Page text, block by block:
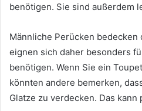
benötigen. Sie sind außerdem
Männliche Perücken bedecken
eignen sich daher besonders
benötigen. Wenn Sie ein
könnten andere bemerken,
Glatze zu verdecken. Das